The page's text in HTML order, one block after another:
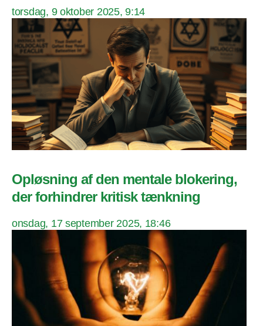
torsdag, 9 oktober 2025, 9:14
Opløsning af den mentale blokering,
der forhindrer kritisk tænkning
onsdag, 17 september 2025, 18:46